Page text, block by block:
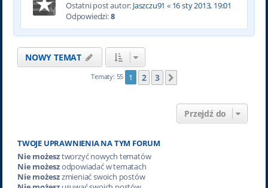
Ostatni post autor: Jaszczu91 « 16 sty 2013, 19:01
Odpowiedzi:8
NOWY TEMAT
Tematy: 55 1 2 3
Przejdź do
TWOJE UPRAWNIENIA NA TYM FORUM
Nie możesztworzyć nowych tematów
Nie możeszodpowiadać w tematach
Nie możeszzmieniać swoich postów